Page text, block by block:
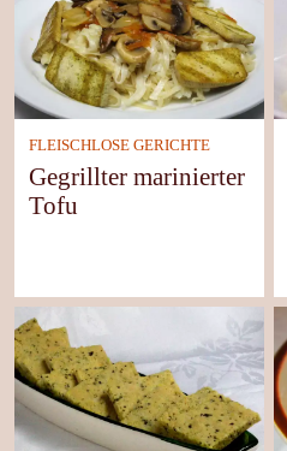
FLEISCHLOSE GERICHTE
Gegrillter marinierter
Tofu